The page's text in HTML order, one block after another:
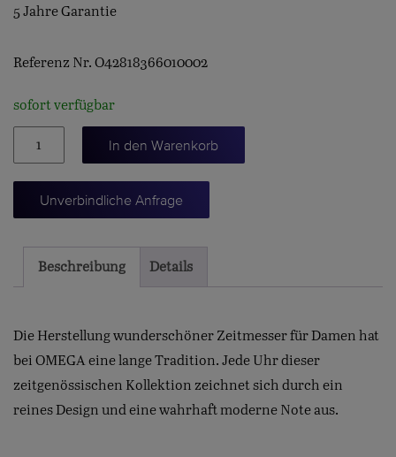
5 Jahre Garantie
Referenz Nr. O42818366010002
sofort verfügbar
Ville
Trésor
In den Warenkorb
Unverbindliche Anfrage
Beschreibung Details
Die Herstellung wunderschöner Zeitmesser für Damen hat
bei OMEGA eine lange Tradition. Jede Uhr dieser
zeitgenössischen Kollektion zeichnet sich durch ein
reines Design und eine wahrhaft moderne Note aus.